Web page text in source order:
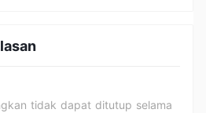
tidak dapat ditutup selama